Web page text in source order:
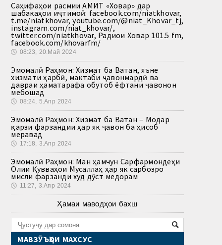
Саҳифаҳои расмии АМИТ «Ховар» дар
шабакаҳои иҷтимоӣ: facebook.com/niatkhovar,
t.me/niatkhovar, youtube.com/@niat_Khovar_tj,
instagram.com/niat_khovar/,
twitter.com/niatkhovar, Радиои Ховар 101.5 fm,
facebook.com/khovarfm/
🕔 08:23, 20.Май 2024
Эмомалӣ Раҳмон: Хизмат ба Ватан, яъне
хизмати ҳарбӣ, мактаби ҷавонмардӣ ва
давраи ҳаматарафа обутоб ёфтани ҷавонон
мебошад
🕔 08:24, 5.Апр 2024
Эмомалӣ Раҳмон: Хизмат ба Ватан – Модар
қарзи фарзандии ҳар як ҷавон ба ҳисоб
меравад
🕔 17:18, 3.Апр 2024
Эмомалӣ Раҳмон: Ман ҳамчун Сарфармондеҳи
Олии Қувваҳои Мусаллаҳ ҳар як сарбозро
мисли фарзанди худ дӯст медорам
🕔 11:27, 3.Апр 2024
Ҳамаи маводҳои бахш
МАВЗӮЪҲОИ МАХСУС